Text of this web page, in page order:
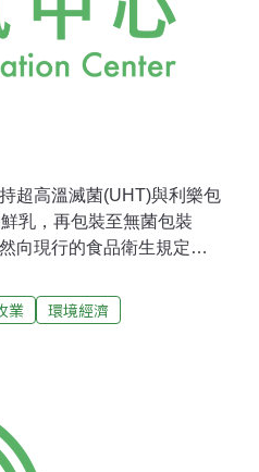
超高溫滅菌(UHT)與利樂包
乳，再包裝至無菌包裝
向現行的食品衛生規定挑
製售無菌包裝「利樂包」
這項規定。根據「食品業
加物之場所及設施衛生標
乳品之運送應使用冷藏車
賣經過滅菌之各類保久乳
藏，與包裝並無關係。這
業
環境經濟